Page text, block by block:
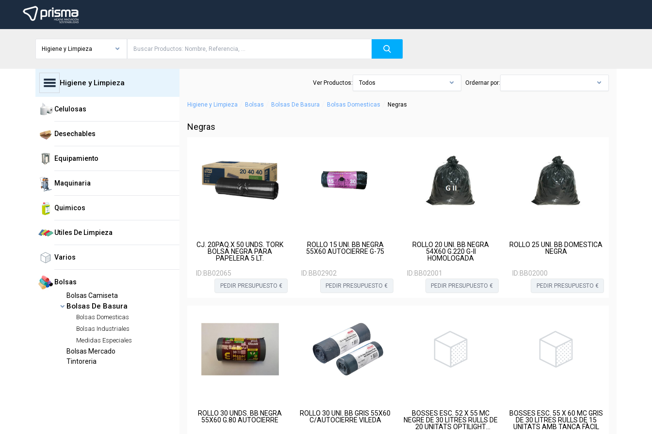
Higiene y Limpieza
Higiene y Limpieza
Celulosas
Desechables
Equipamiento
Maquinaria
Quimicos
Utiles De Limpieza
Varios
Bolsas
Bolsas Camiseta
Bolsas De Basura
Bolsas Domesticas
Bolsas Industriales
Medidas Especiales
Bolsas Mercado
Tintoreria
Ver Productos: Todos Ordernar por:
Higiene y Limpieza Bolsas Bolsas De Basura Bolsas Domesticas Negras
Negras
CJ. 20PAQ.X 50 UNDS. TORK
BOLSA NEGRA PARA
PAPELERA 5 LT.
ID:BB02065
PEDIR PRESUPUESTO €
ROLLO 15 UNI. BB NEGRA
55X60 AUTOCIERRE G-75
ID:BB02902
PEDIR PRESUPUESTO €
ROLLO 20 UNI. BB NEGRA
54X60 G.220 G-II
HOMOLOGADA
ID:BB02001
PEDIR PRESUPUESTO €
ROLLO 25 UNI. BB DOMESTICA
NEGRA
ID:BB02000
PEDIR PRESUPUESTO €
ROLLO 30 UNDS. BB NEGRA
55X60 G.80 AUTOCIERRE
ROLLO 30 UNI. BB GRIS 55X60
C/AUTOCIERRE VILEDA
BOSSES ESC. 52 X 55 MC
NEGRE DE 30 LITRES RULLS DE
20 UNITATS OPTILIGHT
BOSSES ESC. 55 X 60 MC GRIS
DE 30 LITRES RULLS DE 15
UNITATS AMB TANCA FÀCIL